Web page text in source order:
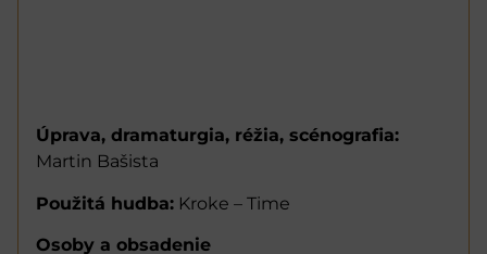
Úprava, dramaturgia, réžia, scénografia:
Martin Bašista
Použitá hudba: Kroke – Time
Osoby a obsadenie